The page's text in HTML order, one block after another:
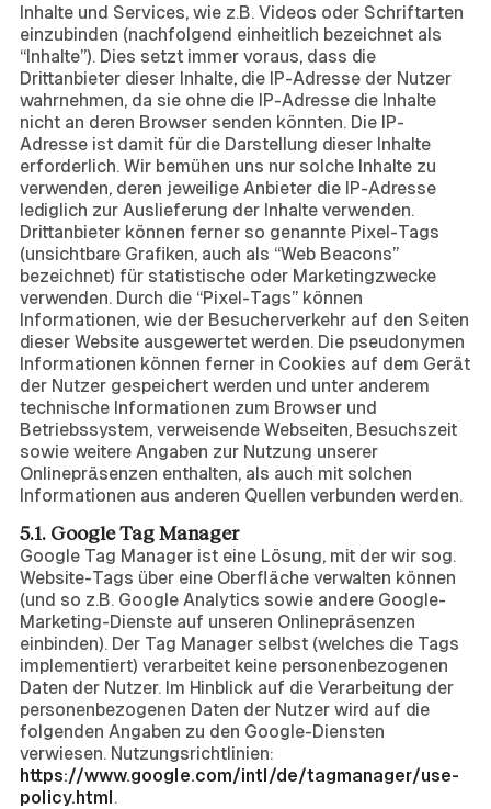
Inhalte und Services, wie z.B. Videos oder Schriftarten
einzubinden (nachfolgend einheitlich bezeichnet als
“Inhalte”). Dies setzt immer voraus, dass die
Drittanbieter dieser Inhalte, die IP-Adresse der Nutzer
wahrnehmen, da sie ohne die IP-Adresse die Inhalte
nicht an deren Browser senden könnten. Die IP-
Adresse ist damit für die Darstellung dieser Inhalte
erforderlich. Wir bemühen uns nur solche Inhalte zu
verwenden, deren jeweilige Anbieter die IP-Adresse
lediglich zur Auslieferung der Inhalte verwenden.
Drittanbieter können ferner so genannte Pixel-Tags
(unsichtbare Grafiken, auch als “Web Beacons”
bezeichnet) für statistische oder Marketingzwecke
verwenden. Durch die “Pixel-Tags” können
Informationen, wie der Besucherverkehr auf den Seiten
dieser Website ausgewertet werden. Die pseudonymen
Informationen können ferner in Cookies auf dem Gerät
der Nutzer gespeichert werden und unter anderem
technische Informationen zum Browser und
Betriebssystem, verweisende Webseiten, Besuchszeit
sowie weitere Angaben zur Nutzung unserer
Onlinepräsenzen enthalten, als auch mit solchen
Informationen aus anderen Quellen verbunden werden.
5.1. Google Tag Manager
Google Tag Manager ist eine Lösung, mit der wir sog.
Website-Tags über eine Oberfläche verwalten können
(und so z.B. Google Analytics sowie andere Google-
Marketing-Dienste auf unseren Onlinepräsenzen
einbinden). Der Tag Manager selbst (welches die Tags
implementiert) verarbeitet keine personenbezogenen
Daten der Nutzer. Im Hinblick auf die Verarbeitung der
personenbezogenen Daten der Nutzer wird auf die
folgenden Angaben zu den Google-Diensten
verwiesen. Nutzungsrichtlinien:
https://www.google.com/intl/de/tagmanager/use-
policy.html.